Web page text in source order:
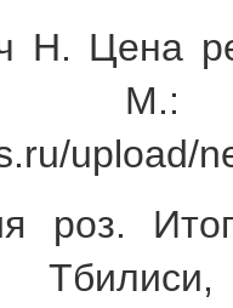
Н. Цена
upload/
роз.